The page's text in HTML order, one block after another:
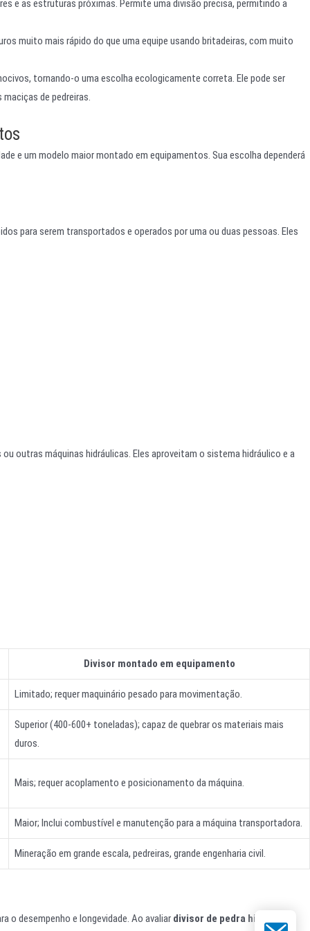
e as estruturas próximas. Permite uma divisão precisa, permitindo a
muito mais rápido do que uma equipe usando britadeiras, com muito
tornando-o uma escolha ecologicamente correta. Ele pode ser
de pedreiras.
e um modelo maior montado em equipamentos. Sua escolha dependerá
para serem transportados e operados por uma ou duas pessoas. Eles
outras máquinas hidráulicas. Eles aproveitam o sistema hidráulico e a
Divisor montado em equipamento
Limitado; requer maquinário pesado para movimentação.
Superior (400-600+ toneladas); capaz de quebrar os materiais mais
duros.
Mais; requer acoplamento e posicionamento da máquina.
Maior; Inclui combustível e manutenção para a máquina transportadora.
Mineração em grande escala, pedreiras, grande engenharia civil.
o desempenho e longevidade. Ao avaliar divisor de pedra hidráulico
E-mail